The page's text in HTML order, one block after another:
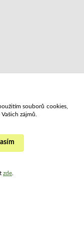
souborů cookies,
zájmů.
zde.